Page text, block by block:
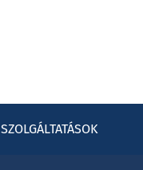
SZOLGÁLTATÁSOK